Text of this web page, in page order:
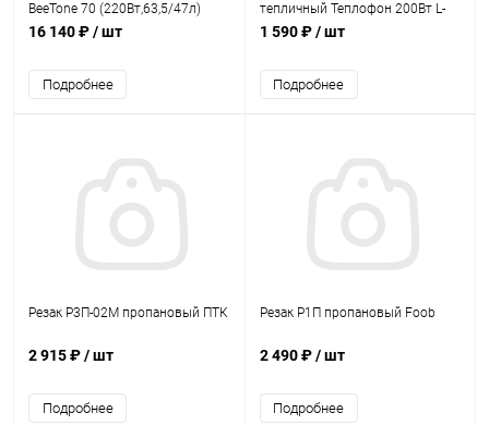
BeeTone 70 (220Вт,63,5/47л)
16 140 ₽/ шт
Подробнее
тепличный Теплофон 200Вт L-
2метра (подходит для
1 590 ₽/ шт
Подробнее
Резак Р3П-02М пропановый ПТК
2 915 ₽/ шт
Подробнее
Резак Р1П пропановый Foob
2 490 ₽/ шт
Подробнее